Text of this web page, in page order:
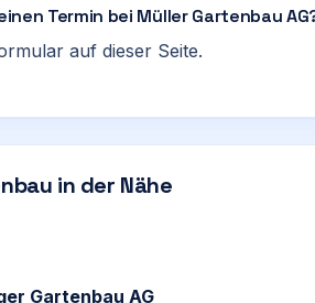
Termin bei Müller Gartenbau
auf dieser Seite.
in der Nähe
Gartenbau AG